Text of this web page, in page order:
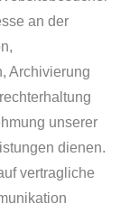
an der
Archivierung
unserer
dienen.
vertragliche